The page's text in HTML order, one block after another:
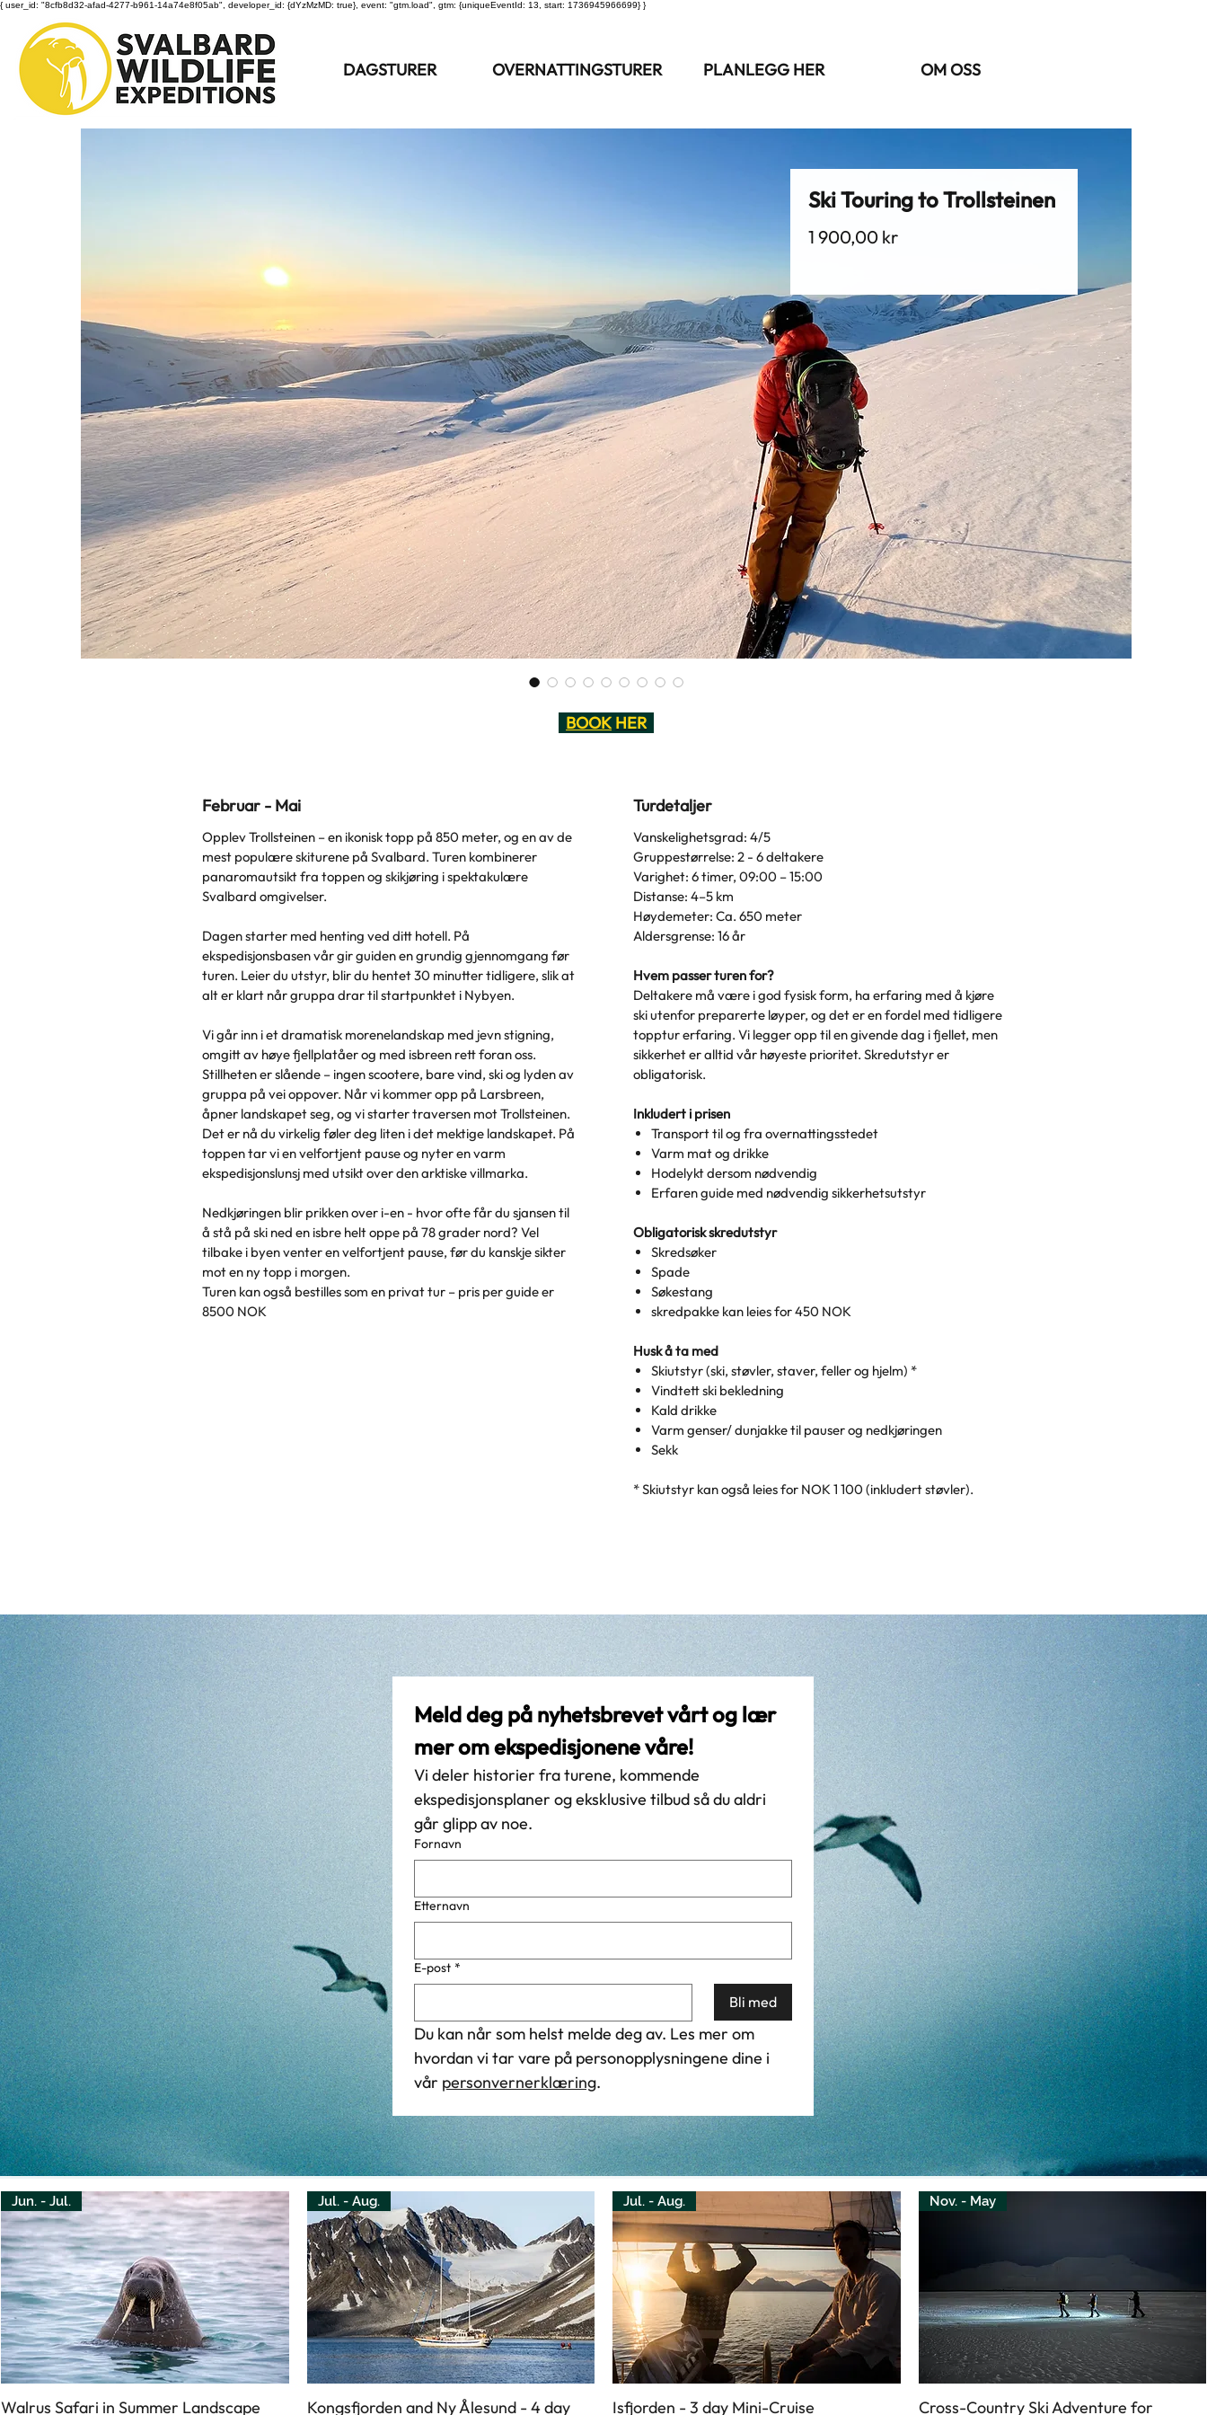
{ user_id: "8cfb8d32-afad-4277-b961-14a74e8f05ab", developer_id: {dYzMzMD: true}, event: "gtm.load", gtm: {uniqueEventId: 13, start: 1736945966699} }
DAGSTURER OVERNATTINGSTURER PLANLEGG HER OM OSS
Ski Touring to Trollsteinen
1 900,00 krPris
BOOK HER
Februar - Mai
Opplev Trollsteinen – en ikonisk topp på 850 meter, og en av de
mest populære skiturene på Svalbard. Turen kombinerer
panaromautsikt fra toppen og skikjøring i spektakulære
Svalbard omgivelser.
Dagen starter med henting ved ditt hotell. På
ekspedisjonsbasen vår gir guiden en grundig gjennomgang før
turen. Leier du utstyr, blir du hentet 30 minutter tidligere, slik at
alt er klart når gruppa drar til startpunktet i Nybyen.
Vi går inn i et dramatisk morenelandskap med jevn stigning,
omgitt av høye fjellplatåer og med isbreen rett foran oss.
Stillheten er slående – ingen scootere, bare vind, ski og lyden av
gruppa på vei oppover. Når vi kommer opp på Larsbreen,
åpner landskapet seg, og vi starter traversen mot Trollsteinen.
Det er nå du virkelig føler deg liten i det mektige landskapet. På
toppen tar vi en velfortjent pause og nyter en varm
ekspedisjonslunsj med utsikt over den arktiske villmarka.
Nedkjøringen blir prikken over i-en - hvor ofte får du sjansen til
å stå på ski ned en isbre helt oppe på 78 grader nord? Vel
tilbake i byen venter en velfortjent pause, før du kanskje sikter
mot en ny topp i morgen.
Turen kan også bestilles som en privat tur – pris per guide er
8500 NOK
Turdetaljer
Vanskelighetsgrad: 4/5
Gruppestørrelse: 2 - 6 deltakere
Varighet: 6 timer, 09:00 – 15:00
Distanse: 4–5 km
Høydemeter: Ca. 650 meter
Aldersgrense: 16 år
Hvem passer turen for?
Deltakere må være i god fysisk form, ha erfaring med å kjøre
ski utenfor preparerte løyper, og det er en fordel med tidligere
topptur erfaring. Vi legger opp til en givende dag i fjellet, men
sikkerhet er alltid vår høyeste prioritet. Skredutstyr er
obligatorisk.
Inkludert i prisen
Transport til og fra overnattingsstedet
Varm mat og drikke
Hodelykt dersom nødvendig
Erfaren guide med nødvendig sikkerhetsutstyr
Obligatorisk skredutstyr
Skredsøker
Spade
Søkestang
skredpakke kan leies for 450 NOK
Husk å ta med
Skiutstyr (ski, støvler, staver, feller og hjelm) *
Vindtett ski bekledning
Kald drikke
Varm genser/ dunjakke til pauser og nedkjøringen
Sekk
* Skiutstyr kan også leies for NOK 1 100 (inkludert støvler).
Meld deg på nyhetsbrevet vårt og lær
mer om ekspedisjonene våre!
Vi deler historier fra turene, kommende
ekspedisjonsplaner og eksklusive tilbud så du aldri
går glipp av noe.
Fornavn
Etternavn
E-post *
Bli med
Du kan når som helst melde deg av. Les mer om
hvordan vi tar vare på personopplysningene dine i
vår personvernerklæring
Jun. - Jul.
Walrus Safari in Summer Landscape
Jul. - Aug.
Kongsfjorden and Ny Ålesund - 4 day
Jul. - Aug.
Isfjorden - 3 day Mini-Cruise
Nov. - May
Cross-Country Ski Adventure for